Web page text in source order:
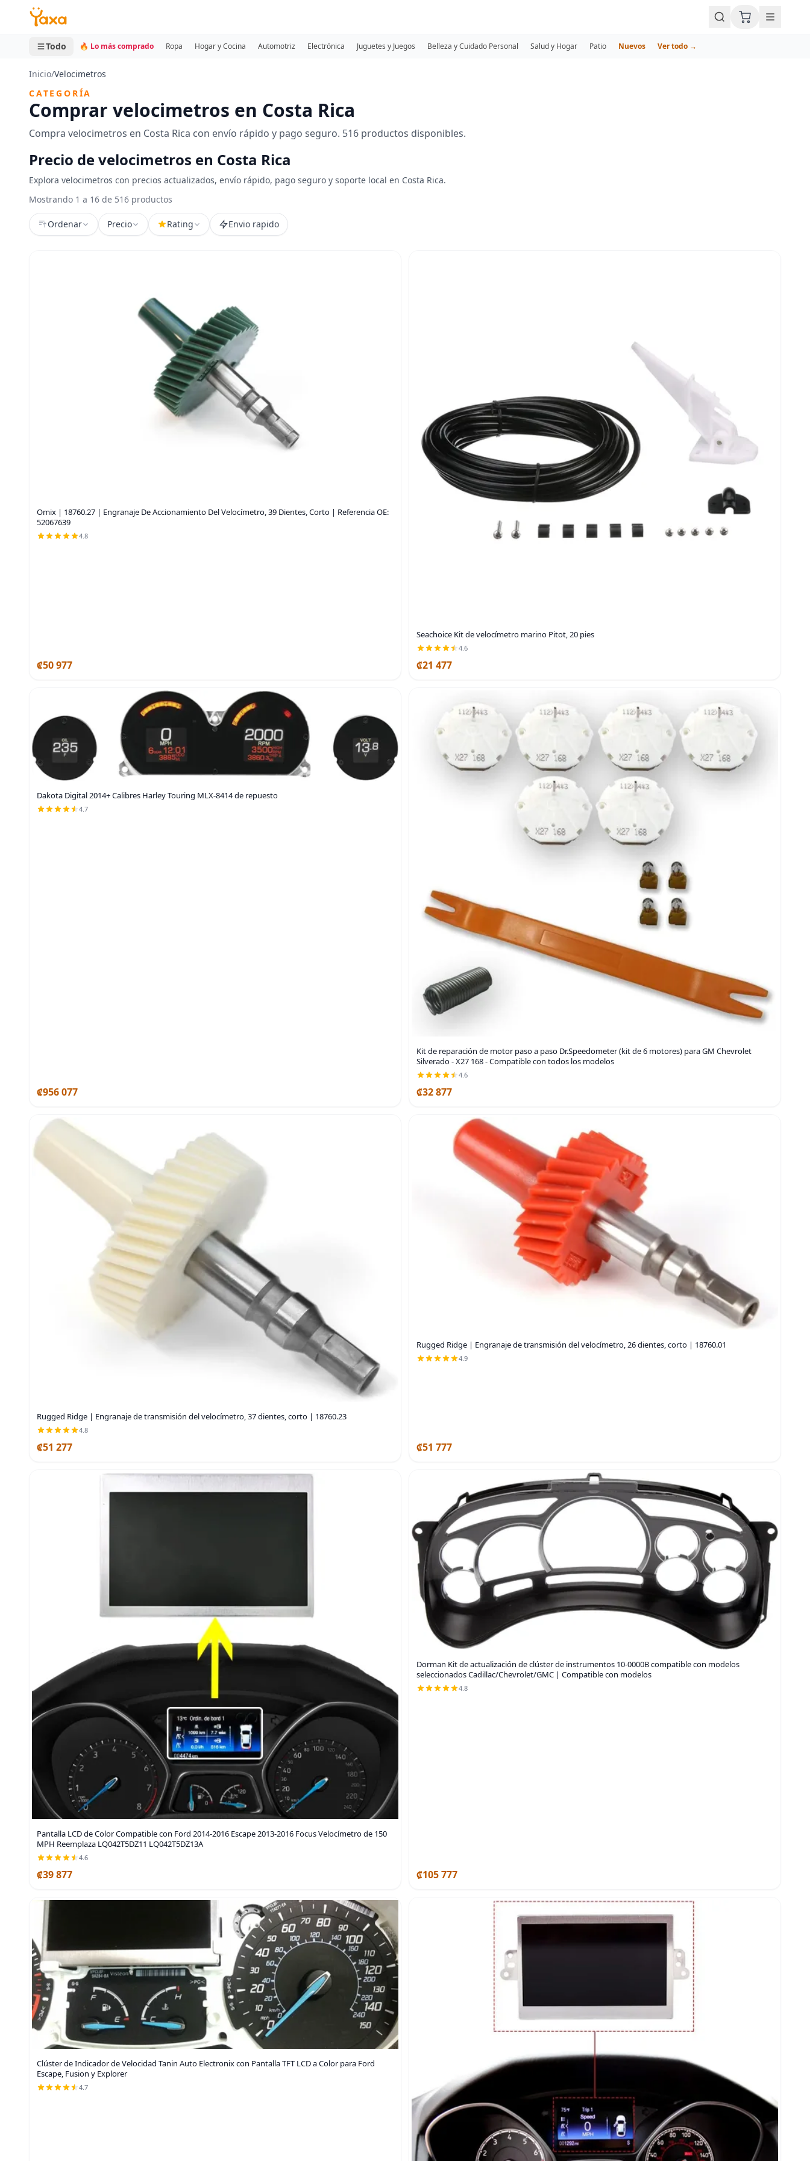
MINI CARRITO
0 productos
Todo 🔥 Lo más comprado Ropa Hogar y Cocina Automotriz Electrónica Juguetes y Juegos Belleza y Cuidado Personal Salud y Hogar Patio Nuevos Ver todo →
Inicio/Velocimetros
CATEGORÍA
Comprar velocimetros en Costa Rica
Compra velocimetros en Costa Rica con envío rápido y pago seguro. 516 productos disponibles.
Precio de velocimetros en Costa Rica
Explora velocimetros con precios actualizados, envío rápido, pago seguro y soporte local en Costa Rica.
Mostrando 1 a 16 de 516 productos
Ordenar Precio Rating Envio rapido
Omix | 18760.27 | Engranaje De Accionamiento Del Velocímetro, 39 Dientes, Corto | Referencia OE:
52067639
4.8
₡50 977
Seachoice Kit de velocímetro marino Pitot, 20 pies
4.6
₡21 477
Dakota Digital 2014+ Calibres Harley Touring MLX-8414 de repuesto
4.7
₡956 077
Kit de reparación de motor paso a paso Dr.Speedometer (kit de 6 motores) para GM Chevrolet
Silverado - X27 168 - Compatible con todos los modelos
4.6
₡32 877
Rugged Ridge | Engranaje de transmisión del velocímetro, 37 dientes, corto | 18760.23
4.8
₡51 277
Rugged Ridge | Engranaje de transmisión del velocímetro, 26 dientes, corto | 18760.01
4.9
₡51 777
Pantalla LCD de Color Compatible con Ford 2014-2016 Escape 2013-2016 Focus Velocímetro de 150
MPH Reemplaza LQ042T5DZ11 LQ042T5DZ13A
4.6
₡39 877
Dorman Kit de actualización de clúster de instrumentos 10-0000B compatible con modelos
seleccionados Cadillac/Chevrolet/GMC | Compatible con modelos
4.8
₡105 777
Clúster de Indicador de Velocidad Tanin Auto Electronix con Pantalla TFT LCD a Color para Ford
Escape, Fusion y Explorer
4.7